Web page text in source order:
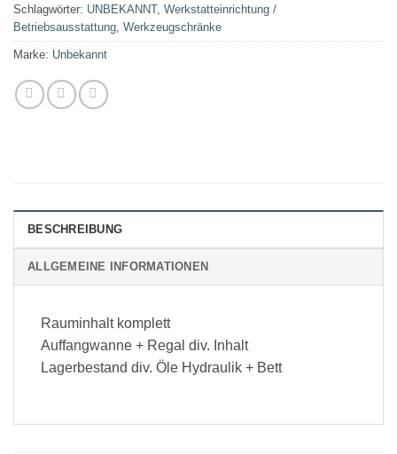
Schlagwörter: UNBEKANNT, Werkstatteinrichtung /
Betriebsausstattung, Werkzeugschränke
Marke: Unbekannt
BESCHREIBUNG
ALLGEMEINE INFORMATIONEN
Rauminhalt komplett
Auffangwanne + Regal div. Inhalt
Lagerbestand div. Öle Hydraulik + Bett